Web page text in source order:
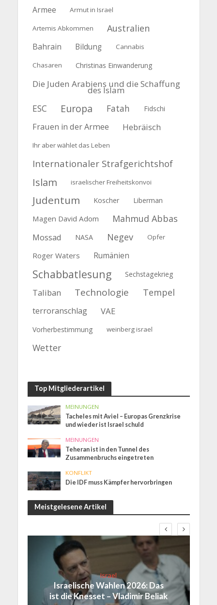
Armee Armut in Israel
Artemis Abkommen Australien
Bahrain Bildung Cannabis
Chasaren Christinas Einwanderung
Die Juden Arabiens und die Schaffung
des Islam
ESC Europa Fatah Fidschi
Frauen in der Armee Hebräisch
Ihr aber wählet das Leben
Internationaler Strafgerichtshof
Islam israelischer Freiheitskonvoi
Judentum Koscher Liberman
Magen David Adom Mahmud Abbas
Mossad NASA Negev Opfer
Roger Waters Rumänien
Schabbatlesung Sechstagekrieg
Taliban Technologie Tempel
terroranschlag VAE
Vorherbestimmung weinberg israel
Wetter
Top Mitgliederartikel
MEINUNGEN
Tacheles mit Aviel – Europas Grenzkrise
und wieder ist Israel schuld
MEINUNGEN
Teheran ist in den Tunnel des
Zusammenbruchs eingetreten
KONFLIKT
Die IDF muss Kämpfer hervorbringen
Meistgelesene Artikel
Israel
Israelische Wahlen 2026: Das
ist die Knesset – Vladimir Beliak